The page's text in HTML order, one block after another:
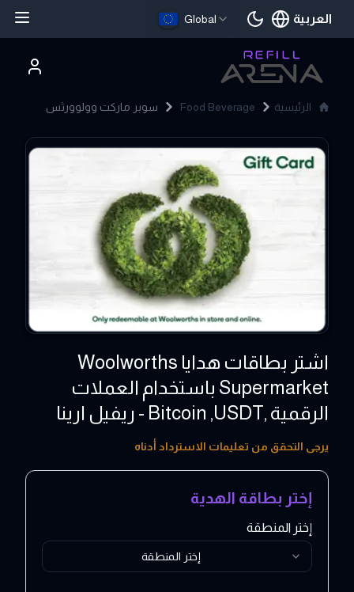
Global العربية
اللغة الحالية
الرئيسية Food Beverage سوبر ماركت وولوورثس
Woolworths Supermarket
اشتر بطاقات هدايا Woolworths
Supermarket باستخدام العملات
الرقمية ,Bitcoin ,USDT - ريفيل ارينا
10 - 250 AUD
يرجى التحقق من تعليمات الاسترداد أدناه
إختر بطاقة الهدية
إختر المنطقة
إختر المنطقة